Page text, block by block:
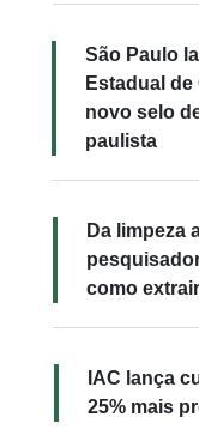
São Paulo
Estadual
novo selo
paulista
Da limpeza
como
IAC lança
25% mais